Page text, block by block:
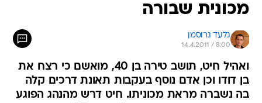
מכונית שבורה
גלעד גרוסמן
14.4.2011 / 8:00
ואהיל חיט, תושב טירה בן 40, מואשם כי רצח את
בן דודו וכן אדם נוסף בעקבות תאונת דרכים קלה
בה נשברה מראת מכוניתו. חיט דרש מהנהג הפוגע